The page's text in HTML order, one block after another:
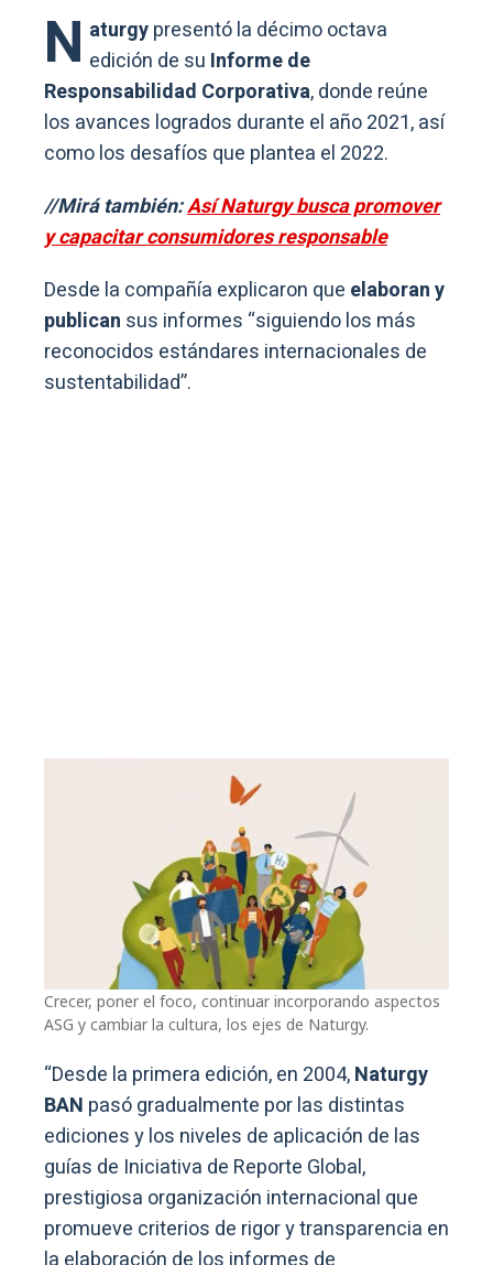
N aturgypresentó la décimo octava
edición de su Informe de
Responsabilidad Corporativa, donde reúne
los avances logrados durante el año 2021, así
como los desafíos que plantea el 2022.
//Mirá también:Así Naturgy busca promover
y capacitar consumidores responsable
Desde la compañía explicaron que elaboran y
publican sus informes “siguiendo los más
reconocidos estándares internacionales de
sustentabilidad”.
Crecer, poner el foco, continuar incorporando aspectos
ASG y cambiar la cultura, los ejes de Naturgy.
“Desde la primera edición, en 2004,Naturgy
BAN pasó gradualmente por las distintas
ediciones y los niveles de aplicación de las
guías de Iniciativa de Reporte Global,
prestigiosa organización internacional que
promueve criterios de rigor y transparencia en